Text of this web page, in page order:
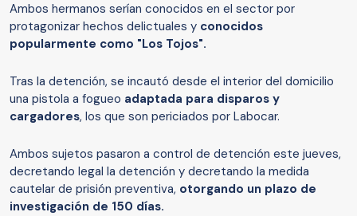
Ambos hermanos serían conocidos en el sector por
protagonizar hechos delictuales y conocidos
popularmente como "Los Tojos".
Tras la detención, se incautó desde el interior del domicilio
una pistola a fogueo adaptada para disparos y
cargadores, los que son periciados por Labocar.
Ambos sujetos pasaron a control de detención este jueves,
decretando legal la detención y decretando la medida
cautelar de prisión preventiva, otorgando un plazo de
investigación de 150 días.